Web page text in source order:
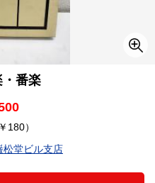
・番楽
180）
堂ビル支店